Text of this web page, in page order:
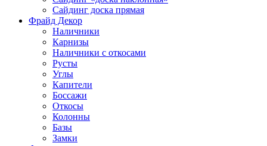
Сайдинг доска прямая
Фрайд Декор
Наличники
Карнизы
Наличники с откосами
Русты
Углы
Капители
Боссажи
Откосы
Колонны
Базы
Замки